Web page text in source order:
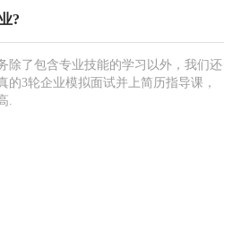
?
除了包含专业技能的学习以外，我们还
的3轮企业模拟面试并上简历指导课，
.